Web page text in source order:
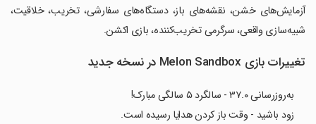
آزمایش‌های خشن، نقشه‌های باز، دستگاه‌های سفارشی، تخریب، خلاقیت،
شبیه‌سازی واقعی، سرگرمی تخریب‌کننده، بازی اکشن.
تغییرات بازی Melon Sandbox در نسخه جدید
به‌روزرسانی ۳۷.۰ - سالگرد ۵ سالگی مبارک!
زود باشید - وقت باز کردن هدایا رسیده است.